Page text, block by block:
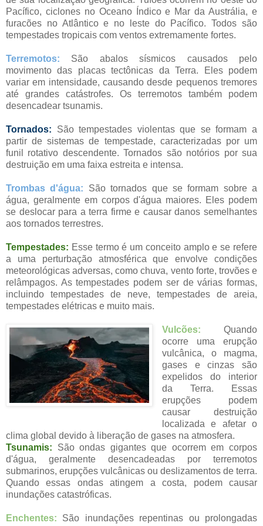
Pacífico, ciclones no Oceano Índico e Mar da Austrália, e
furacões no Atlântico e no leste do Pacífico. Todos são
tempestades tropicais com ventos extremamente fortes.
Terremotos: São abalos sísmicos causados pelo
movimento das placas tectônicas da Terra. Eles podem
variar em intensidade, causando desde pequenos tremores
até grandes catástrofes. Os terremotos também podem
desencadear tsunamis.
Tornados: São tempestades violentas que se formam a
partir de sistemas de tempestade, caracterizadas por um
funil rotativo descendente. Tornados são notórios por sua
destruição em uma faixa estreita e intensa.
Trombas d'água: São tornados que se formam sobre a
água, geralmente em corpos d'água maiores. Eles podem
se deslocar para a terra firme e causar danos semelhantes
aos tornados terrestres.
Tempestades: Esse termo é um conceito amplo e se refere
a uma perturbação atmosférica que envolve condições
meteorológicas adversas, como chuva, vento forte, trovões e
relâmpagos. As tempestades podem ser de várias formas,
incluindo tempestades de neve, tempestades de areia,
tempestades elétricas e muito mais.
Vulcões: Quando
ocorre uma erupção
vulcânica, o magma,
gases e cinzas são
expelidos do interior
da Terra. Essas
erupções podem
causar destruição
localizada e afetar o
clima global devido à liberação de gases na atmosfera.
Tsunamis: São ondas gigantes que ocorrem em corpos
d'água, geralmente desencadeadas por terremotos
submarinos, erupções vulcânicas ou deslizamentos de terra.
Quando essas ondas atingem a costa, podem causar
inundações catastróficas.
Enchentes: São inundações repentinas ou prolongadas